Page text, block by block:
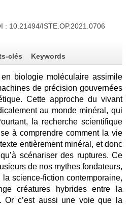
: 10.21494/ISTE.OP.2021.0706
clés Keywords
biologie moléculaire assimile
de précision gouvernées
Cette approche du vivant
au monde minéral, qui
la recherche scientifique
à comprendre comment la vie
entièrement minéral, et donc
scénariser des ruptures. Ce
de nos mythes fondateurs,
science-fiction contemporaine,
créatures hybrides entre la
Or c’est aussi une voie que la